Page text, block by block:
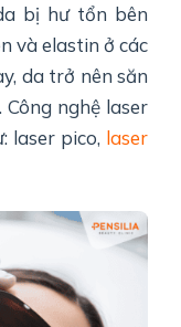
bị hư tổn bên
và elastin ở các
da trở nên săn
Công nghệ laser
laser pico, laser